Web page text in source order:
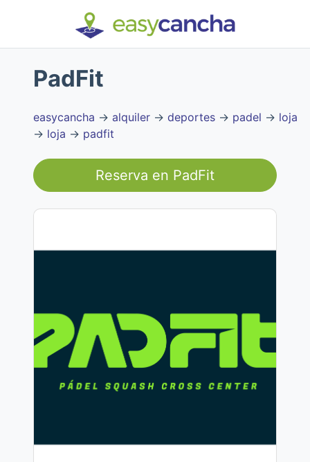
PadFit
easycancha → alquiler → deportes → padel → loja
→ loja → padfit
Reserva en PadFit